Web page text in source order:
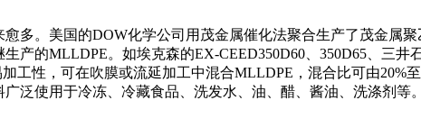
多。美国的DOW化学公司用茂金属催化法聚合生产了茂金属
产的MLLDPE。如埃克森的EX-CEED350D60、350D65、三井
工性，可在吹膜或流延加工中混合MLLDPE，混合比可由20%
泛使用于冷冻、冷藏食品、洗发水、油、醋、酱油、洗涤剂